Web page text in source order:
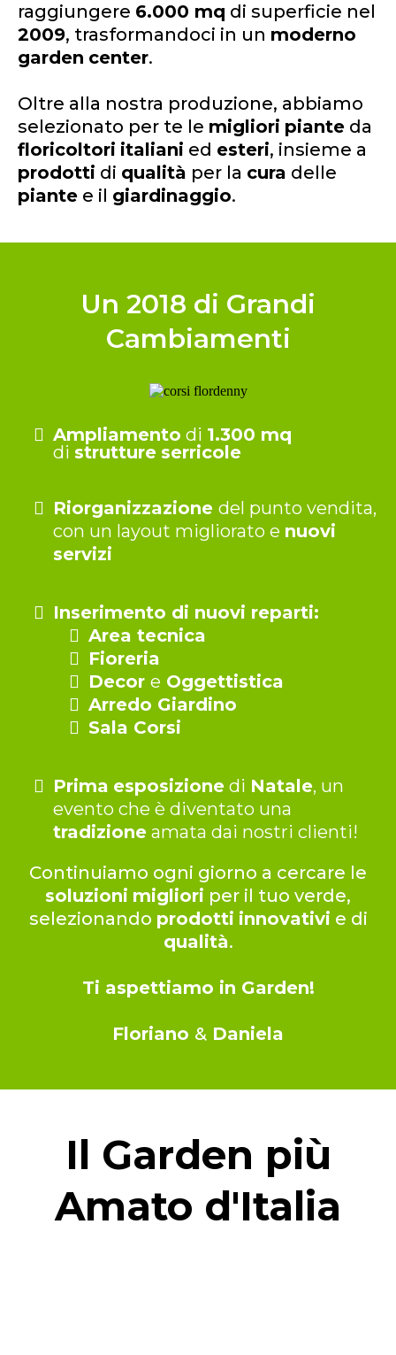
raggiungere 6.000 mq di superficie nel
2009, trasformandoci in un moderno
garden center.
Oltre alla nostra produzione, abbiamo
selezionato per te le migliori piante da
floricoltori italiani ed esteri, insieme a
prodotti di qualità per la cura delle
piante e il giardinaggio.
Un 2018 di Grandi
Cambiamenti
Ampliamento di 1.300 mq
di strutture serricole
Riorganizzazione del punto vendita,
con un layout migliorato e nuovi
servizi
Inserimento di nuovi reparti:
Area tecnica
Fioreria
Decor e Oggettistica
Arredo Giardino
Sala Corsi
Prima esposizione di Natale, un
evento che è diventato una
tradizione amata dai nostri clienti!
Continuiamo ogni giorno a cercare le
soluzioni migliori per il tuo verde,
selezionando prodotti innovativi e di
qualità.
Ti aspettiamo in Garden!
Floriano & Daniela
Il Garden più
Amato d'Italia